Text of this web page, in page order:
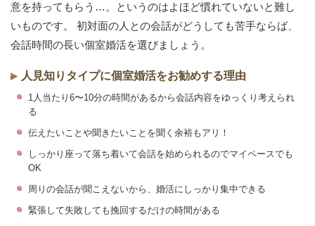
意を持ってもらう…。というのはよほど慣れていないと難し
いものです。 初対面の人との会話がどうしても苦手ならば、
会話時間の長い個室婚活を選びましょう。
人見知りタイプに個室婚活をお勧めする理由
1人当たり6〜10分の時間があるから会話内容をゆっくり考えられ
る
伝えたいことや聞きたいことを聞く余裕もアリ！
しっかり座って落ち着いて会話を始められるのでマイペースでも
OK
周りの会話が聞こえないから、婚活にしっかり集中できる
緊張して失敗しても挽回するだけの時間がある